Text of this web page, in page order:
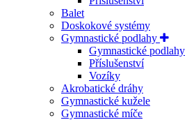
Balet
Doskokové systémy
Gymnastické podlahy
Gymnastické podlahy
Příslušenství
Vozíky
Akrobatické dráhy
Gymnastické kužele
Gymnastické míče